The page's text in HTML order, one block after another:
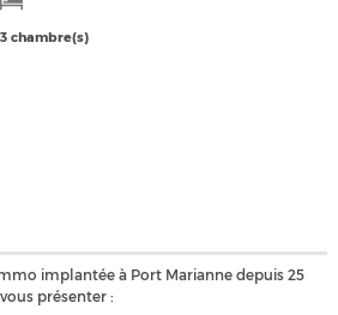
3 chambre(s)
implantée à Port Marianne depuis 25
présenter :